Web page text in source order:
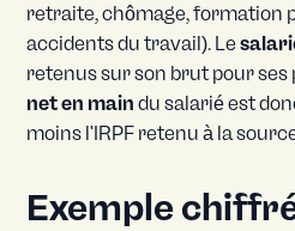
retraite, chômage, formation
accidents du travail). Le
retenus sur son brut pour ses
net en main du salarié est
moins l'IRPF retenu à la
Exemple